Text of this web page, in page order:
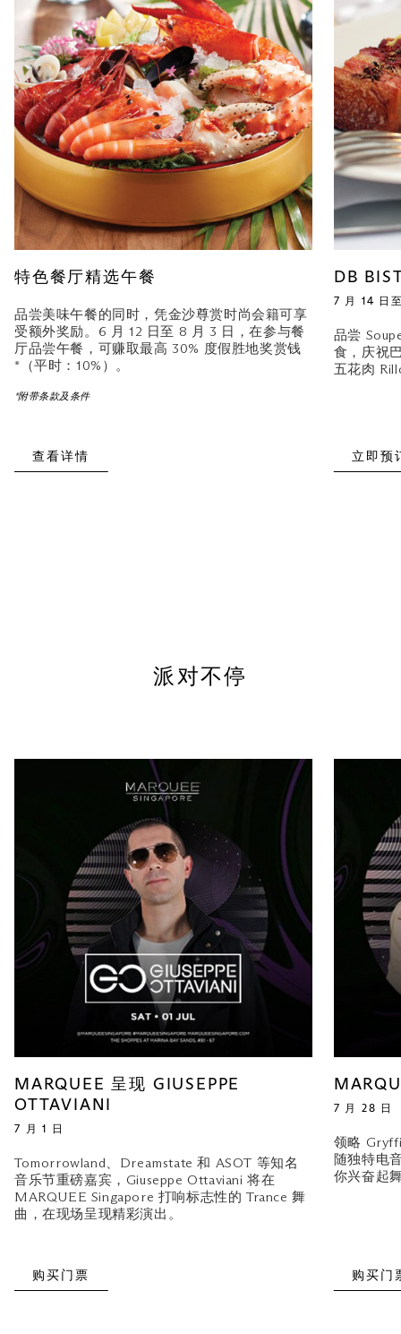
特色餐厅精选午餐
品尝美味午餐的同时，凭金沙尊赏时尚会籍可享
受额外奖励。6 月 12 日至 8 月 3 日，在参与餐
厅品尝午餐，可赚取最高 30% 度假胜地奖赏钱
*（平时：10%）。
*附带条款及条件
查看详情
DB
7 月 14 日
品尝
食，庆祝
五花肉
立即预
派对不停
MARQUEE 呈现 GIUSEPPE
OTTAVIANI
7 月 1 日
Tomorrowland、Dreamstate 和 ASOT 等知名
音乐节重磅嘉宾，Giuseppe Ottaviani 将在
MARQUEE Singapore 打响标志性的 Trance 舞
曲，在现场呈现精彩演出。
购买门票
7 月 28 日
领略
随独特电
你兴奋起
购买门